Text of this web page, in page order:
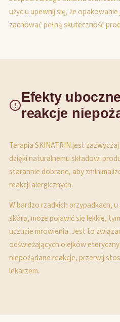
użyciu upewnij się, że
zachować pełną skuteczność
Efekty
reakcje
Terapia SKINATRIN jest
dzięki naturalnemu składowi
starannie dobrane, aby
reakcji alergicznych.
W bardzo rzadkich przypadkach,
skórą, może pojawić się lekkie,
uczucie mrowienia. Jest to
odświeżających olejków
niepożądane reakcje, przerwij
lekarzem.